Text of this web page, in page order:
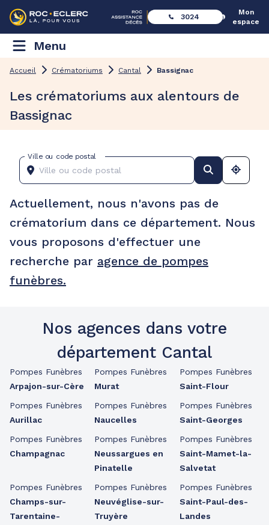
3024
Mon
espace
Menu
Accueil Crématoriums Cantal Bassignac
Les crématoriums aux alentours de
Bassignac
Ville ou code postal
Actuellement, nous n'avons pas de
crématorium dans ce département. Nous
vous proposons d'effectuer une
recherche par agence de pompes
funèbres.
Nos agences dans votre
département Cantal
Pompes Funèbres
Arpajon-sur-Cère
Pompes Funèbres
Aurillac
Pompes Funèbres
Champagnac
Pompes Funèbres
Champs-sur-
Tarentaine-
Pompes Funèbres
Murat
Pompes Funèbres
Naucelles
Pompes Funèbres
Neussargues en
Pinatelle
Pompes Funèbres
Neuvéglise-sur-
Truyère
Pompes Funèbres
Saint-Flour
Pompes Funèbres
Saint-Georges
Pompes Funèbres
Saint-Mamet-la-
Salvetat
Pompes Funèbres
Saint-Paul-des-
Landes